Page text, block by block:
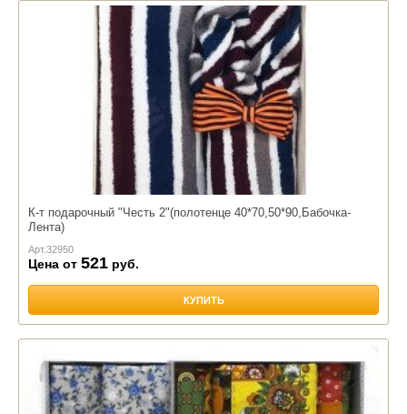
К-т подарочный "Честь 2"(полотенце 40*70,50*90,Бабочка-
Лента)
Арт.32950
Цена от 521 руб.
КУПИТЬ